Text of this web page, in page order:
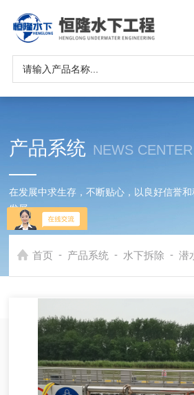
产品系统 NEWS CENTER
在发展中求生存，不断贴心，以良好信誉
发展
首页 - 产品系统 - 水下拆除 - 潜